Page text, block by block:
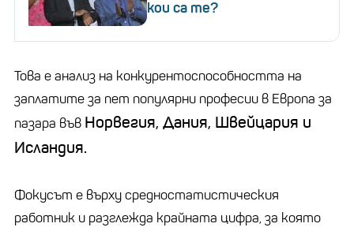
кои са те?
Това е анализ на конкурентоспособността на
заплатите за пет популярни професии в Европа за
пазара във Норвегия, Дания, Швейцария и
Исландия.
Фокусът е върху средностатистическия
работник и разглежда крайната цифра, за която